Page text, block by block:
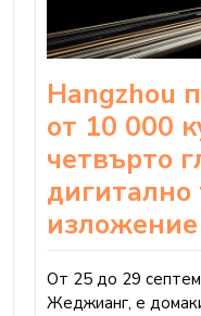
Hangzhou
от 10 000
четвърто
дигитално
изложение
От 25 до 29
Жеджианг, е